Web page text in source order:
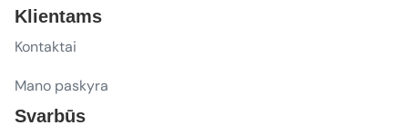
Klientams
Kontaktai
Mano paskyra
Svarbūs